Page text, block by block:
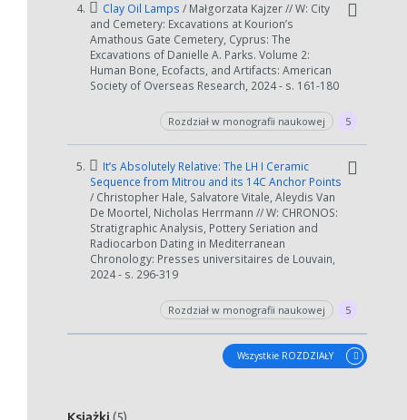
4. Clay Oil Lamps / Małgorzata Kajzer // W: City
and Cemetery: Excavations at Kourion’s
Amathous Gate Cemetery, Cyprus: The
Excavations of Danielle A. Parks. Volume 2:
Human Bone, Ecofacts, and Artifacts: American
Society of Overseas Research, 2024 - s. 161-180
Rozdział w monografii naukowej 5
5.
It’s Absolutely Relative: The LH I Ceramic
Sequence from Mitrou and its 14C Anchor Points
/ Christopher Hale, Salvatore Vitale, Aleydis Van
De Moortel, Nicholas Herrmann // W: CHRONOS:
Stratigraphic Analysis, Pottery Seriation and
Radiocarbon Dating in Mediterranean
Chronology: Presses universitaires de Louvain,
2024 - s. 296-319
Rozdział w monografii naukowej 5
Wszystkie ROZDZIAŁY
Książki